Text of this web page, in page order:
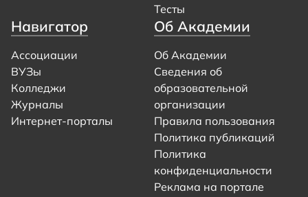
Тесты
Навигатор
Ассоциации
ВУЗы
Колледжи
Журналы
Интернет-порталы
Об Академии
Об Академии
Сведения об
образовательной
организации
Правила пользования
Политика публикаций
Политика
конфиденциальности
Реклама на портале